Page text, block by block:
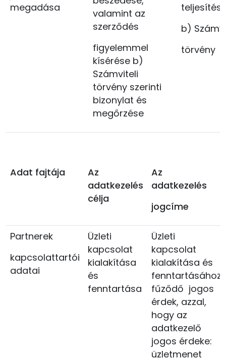
megadása
valamint az
szerződés
figyelemmel
kísérése b)
Számviteli
törvény szerinti
bizonylat és
megőrzése
b)
törvény
Adat fajtája
Az
adatkezelés
célja
Az
adatkezelés
jogcíme
Partnerek
kapcsolattartói
adatai
Üzleti
kapcsolat
kialakítása
és
fenntartása
Üzleti
kapcsolat
kialakítása és
fenntartásához
fűződő jogos
érdek, azzal,
hogy az
adatkezelő
jogos érdeke:
üzletmenet